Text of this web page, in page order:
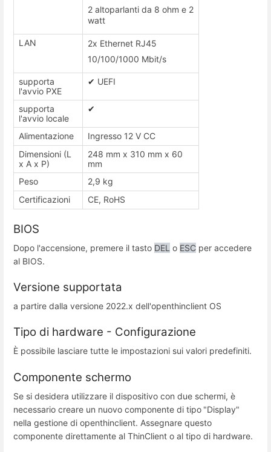
2 altoparlanti da 8 ohm e 2
watt
LAN
2x Ethernet RJ45
10/100/1000 Mbit/s
supporta
l'avvio PXE
✔ UEFI
supporta
l'avvio locale
✔
Alimentazione
Ingresso 12 V CC
Dimensioni (L
x A x P)
248 mm x 310 mm x 60
mm
Peso
2,9 kg
Certificazioni
CE, RoHS
BIOS
Dopo l'accensione, premere il tasto DEL o ESC per accedere
al BIOS.
Versione supportata
a partire dalla versione 2022.x dell'openthinclient OS
Tipo di hardware - Configurazione
È possibile lasciare tutte le impostazioni sui valori predefiniti.
Componente schermo
Se si desidera utilizzare il dispositivo con due schermi, è
necessario creare un nuovo componente di tipo "Display"
nella gestione di openthinclient. Assegnare questo
componente direttamente al ThinClient o al tipo di hardware.